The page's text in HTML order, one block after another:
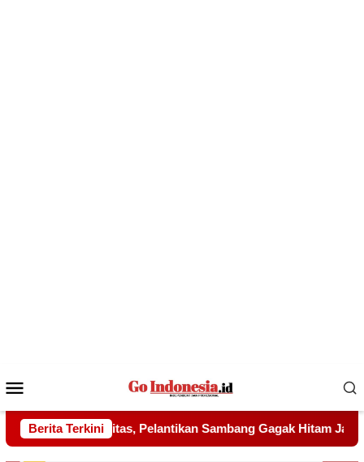
Mobile
Berita Terkini
Gagak Hitam Jadi Sinyal Kekuatan Baru Pelantikan